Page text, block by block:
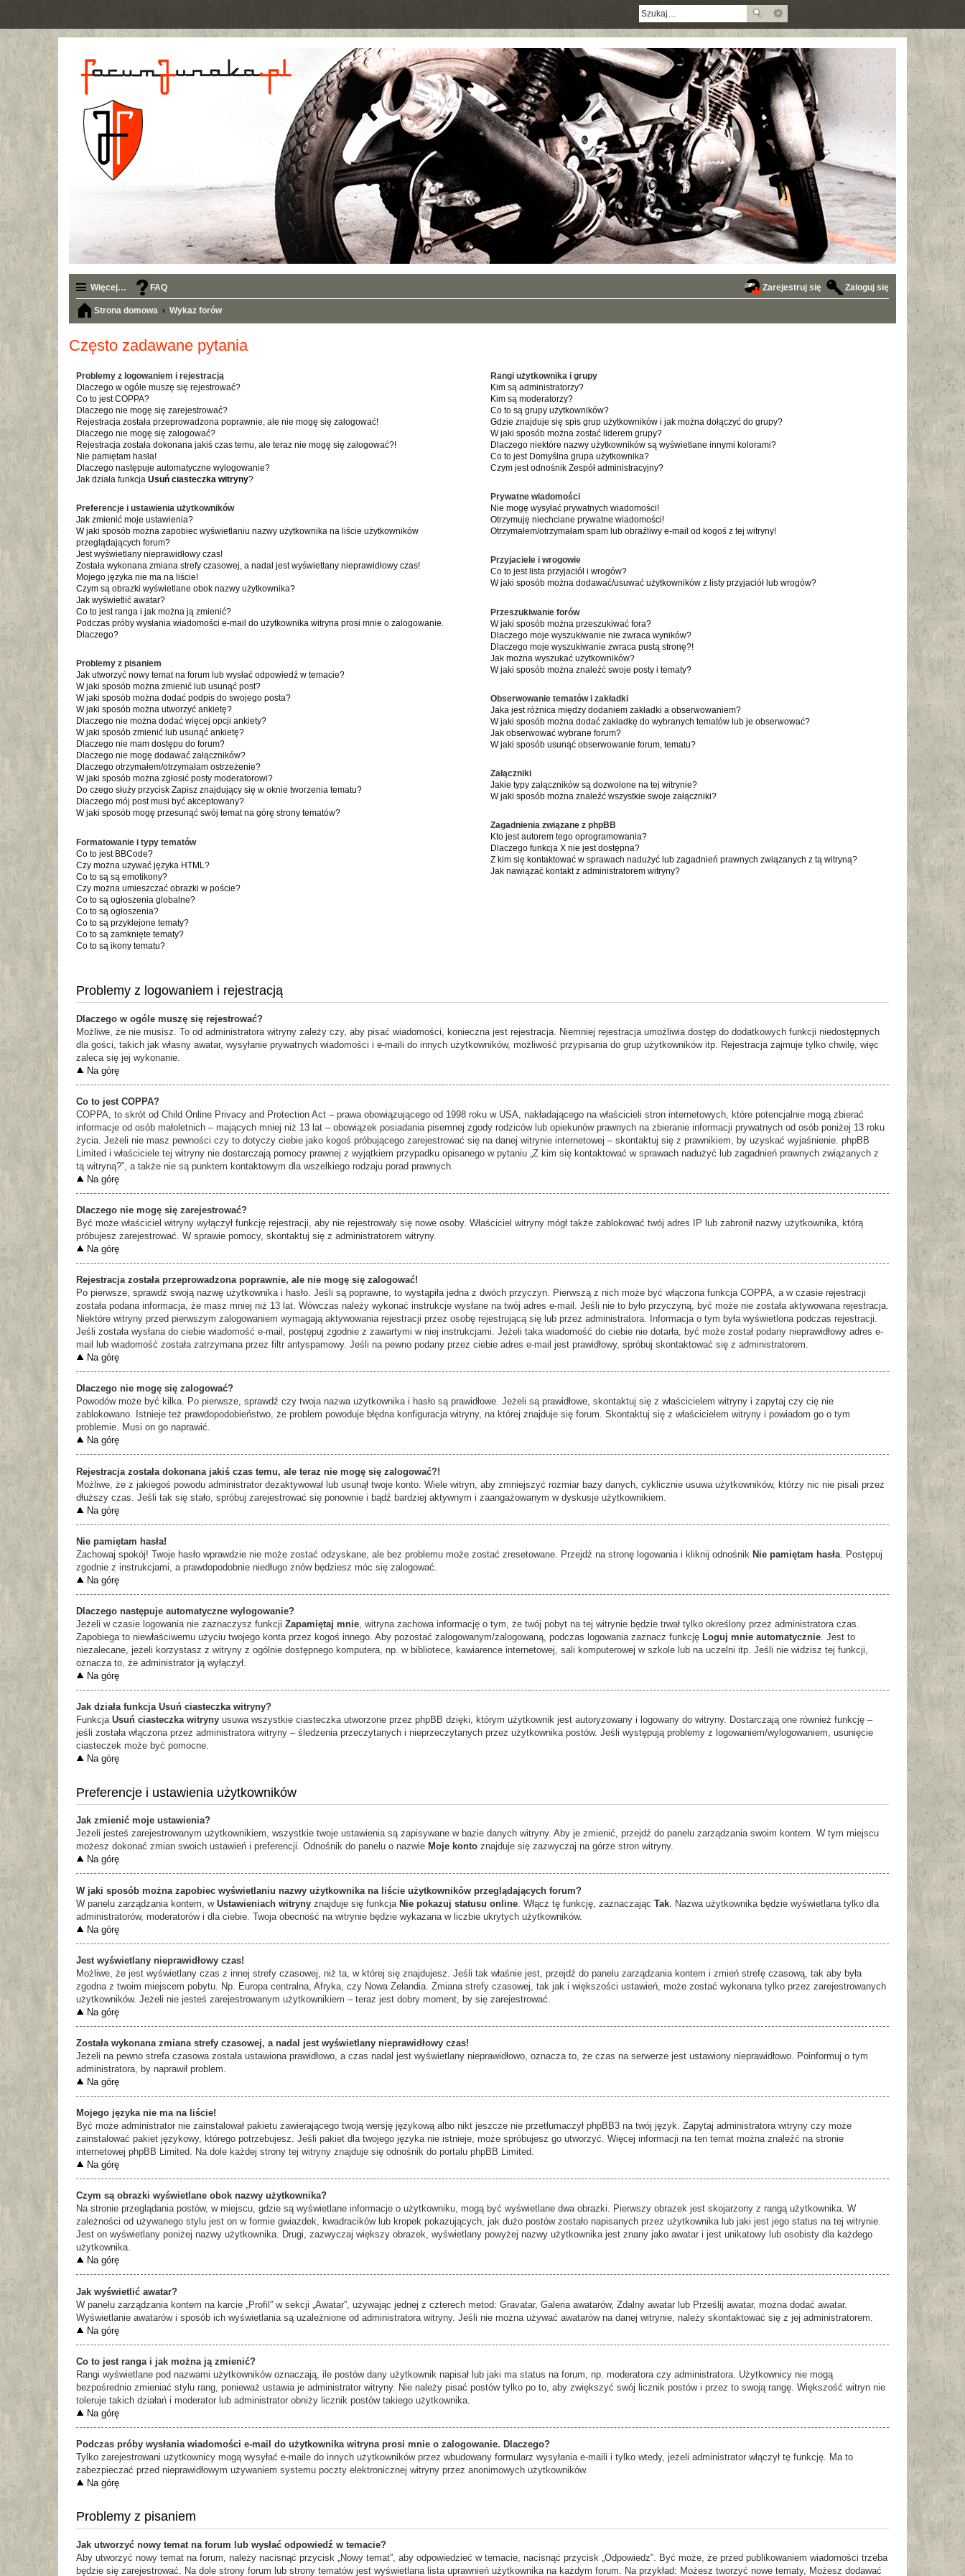
Więcej… FAQ Zaloguj się
Zarejestruj się
Strona domowa Wykaz forów
Często zadawane pytania
Problemy z logowaniem i rejestracją
Dlaczego w ogóle muszę się rejestrować?
Co to jest COPPA?
Dlaczego nie mogę się zarejestrować?
Rejestracja została przeprowadzona poprawnie, ale nie mogę się zalogować!
Dlaczego nie mogę się zalogować?
Rejestracja została dokonana jakiś czas temu, ale teraz nie mogę się zalogować?!
Nie pamiętam hasła!
Dlaczego następuje automatyczne wylogowanie?
Jak działa funkcja Usuń ciasteczka witryny?
Preferencje i ustawienia użytkowników
Jak zmienić moje ustawienia?
W jaki sposób można zapobiec wyświetlaniu nazwy użytkownika na liście użytkowników
przeglądających forum?
Jest wyświetlany nieprawidłowy czas!
Została wykonana zmiana strefy czasowej, a nadal jest wyświetlany nieprawidłowy czas!
Mojego języka nie ma na liście!
Czym są obrazki wyświetlane obok nazwy użytkownika?
Jak wyświetlić awatar?
Co to jest ranga i jak można ją zmienić?
Podczas próby wysłania wiadomości e-mail do użytkownika witryna prosi mnie o zalogowanie.
Dlaczego?
Problemy z pisaniem
Jak utworzyć nowy temat na forum lub wysłać odpowiedź w temacie?
W jaki sposób można zmienić lub usunąć post?
W jaki sposób można dodać podpis do swojego posta?
W jaki sposób można utworzyć ankietę?
Dlaczego nie można dodać więcej opcji ankiety?
W jaki sposób zmienić lub usunąć ankietę?
Dlaczego nie mam dostępu do forum?
Dlaczego nie mogę dodawać załączników?
Dlaczego otrzymałem/otrzymałam ostrzeżenie?
W jaki sposób można zgłosić posty moderatorowi?
Do czego służy przycisk Zapisz znajdujący się w oknie tworzenia tematu?
Dlaczego mój post musi być akceptowany?
W jaki sposób mogę przesunąć swój temat na górę strony tematów?
Formatowanie i typy tematów
Co to jest BBCode?
Czy można używać języka HTML?
Co to są są emotikony?
Czy można umieszczać obrazki w poście?
Co to są ogłoszenia globalne?
Co to są ogłoszenia?
Co to są przyklejone tematy?
Co to są zamknięte tematy?
Co to są ikony tematu?
Rangi użytkownika i grupy
Kim są administratorzy?
Kim są moderatorzy?
Co to są grupy użytkowników?
Gdzie znajduje się spis grup użytkowników i jak można dołączyć do grupy?
W jaki sposób można zostać liderem grupy?
Dlaczego niektóre nazwy użytkowników są wyświetlane innymi kolorami?
Co to jest Domyślna grupa użytkownika?
Czym jest odnośnikZespół administracyjny?
Prywatne wiadomości
Nie mogę wysyłać prywatnych wiadomości!
Otrzymuję niechciane prywatne wiadomości!
Otrzymałem/otrzymałam spam lub obraźliwy e-mail od kogoś z tej witryny!
Przyjaciele i wrogowie
Co to jest lista przyjaciół i wrogów?
W jaki sposób można dodawać/usuwać użytkowników z listy przyjaciół lub wrogów?
Przeszukiwanie forów
W jaki sposób można przeszukiwać fora?
Dlaczego moje wyszukiwanie nie zwraca wyników?
Dlaczego moje wyszukiwanie zwraca pustą stronę?!
Jak można wyszukać użytkowników?
W jaki sposób można znaleźć swoje posty i tematy?
Obserwowanie tematów i zakładki
Jaka jest różnica między dodaniem zakładki a obserwowaniem?
W jaki sposób można dodać zakładkę do wybranych tematów lub je obserwować?
Jak obserwować wybrane forum?
W jaki sposób usunąć obserwowanie forum, tematu?
Załączniki
Jakie typy załączników są dozwolone na tej witrynie?
W jaki sposób można znaleźć wszystkie swoje załączniki?
Zagadnienia związane z phpBB
Kto jest autorem tego oprogramowania?
Dlaczego funkcja X nie jest dostępna?
Z kim się kontaktować w sprawach nadużyć lub zagadnień prawnych związanych z tą witryną?
Jak nawiązać kontakt z administratorem witryny?
Problemy z logowaniem i rejestracją
Dlaczego w ogóle muszę się rejestrować?
Możliwe, że nie musisz. To od administratora witryny zależy czy, aby pisać wiadomości, konieczna jest rejestracja. Niemniej rejestracja umożliwia dostęp do dodatkowych funkcji niedostępnych
dla gości, takich jak własny awatar, wysyłanie prywatnych wiadomości i e-maili do innych użytkowników, możliwość przypisania do grup użytkowników itp. Rejestracja zajmuje tylko chwilę, więc
zaleca się jej wykonanie.
Na górę
Co to jest COPPA?
COPPA, to skrót od Child Online Privacy and Protection Act – prawa obowiązującego od 1998 roku w USA, nakładającego na właścicieli stron internetowych, które potencjalnie mogą zbierać
informacje od osób małoletnich – mających mniej niż 13 lat – obowiązek posiadania pisemnej zgody rodziców lub opiekunów prawnych na zbieranie informacji prywatnych od osób poniżej 13 roku
życia. Jeżeli nie masz pewności czy to dotyczy ciebie jako kogoś próbującego zarejestrować się na danej witrynie internetowej – skontaktuj się z prawnikiem, by uzyskać wyjaśnienie. phpBB
Limited i właściciele tej witryny nie dostarczają pomocy prawnej z wyjątkiem przypadku opisanego w pytaniu „Z kim się kontaktować w sprawach nadużyć lub zagadnień prawnych związanych z
tą witryną?”, a także nie są punktem kontaktowym dla wszelkiego rodzaju porad prawnych.
Na górę
Dlaczego nie mogę się zarejestrować?
Być może właściciel witryny wyłączył funkcję rejestracji, aby nie rejestrowały się nowe osoby. Właściciel witryny mógł także zablokować twój adres IP lub zabronił nazwy użytkownika, którą
próbujesz zarejestrować. W sprawie pomocy, skontaktuj się z administratorem witryny.
Na górę
Rejestracja została przeprowadzona poprawnie, ale nie mogę się zalogować!
Po pierwsze, sprawdź swoją nazwę użytkownika i hasło. Jeśli są poprawne, to wystąpiła jedna z dwóch przyczyn. Pierwszą z nich może być włączona funkcja COPPA, a w czasie rejestracji
została podana informacja, że masz mniej niż 13 lat. Wówczas należy wykonać instrukcje wysłane na twój adres e-mail. Jeśli nie to było przyczyną, być może nie została aktywowana rejestracja.
Niektóre witryny przed pierwszym zalogowaniem wymagają aktywowania rejestracji przez osobę rejestrującą się lub przez administratora. Informacja o tym była wyświetlona podczas rejestracji.
Jeśli została wysłana do ciebie wiadomość e-mail, postępuj zgodnie z zawartymi w niej instrukcjami. Jeżeli taka wiadomość do ciebie nie dotarła, być może został podany nieprawidłowy adres e-
mail lub wiadomość została zatrzymana przez filtr antyspamowy. Jeśli na pewno podany przez ciebie adres e-mail jest prawidłowy, spróbuj skontaktować się z administratorem.
Na górę
Dlaczego nie mogę się zalogować?
Powodów może być kilka. Po pierwsze, sprawdź czy twoja nazwa użytkownika i hasło są prawidłowe. Jeżeli są prawidłowe, skontaktuj się z właścicielem witryny i zapytaj czy cię nie
zablokowano. Istnieje też prawdopodobieństwo, że problem powoduje błędna konfiguracja witryny, na której znajduje się forum. Skontaktuj się z właścicielem witryny i powiadom go o tym
problemie. Musi on go naprawić.
Na górę
Rejestracja została dokonana jakiś czas temu, ale teraz nie mogę się zalogować?!
Możliwe, że z jakiegoś powodu administrator dezaktywował lub usunął twoje konto. Wiele witryn, aby zmniejszyć rozmiar bazy danych, cyklicznie usuwa użytkowników, którzy nic nie pisali przez
dłuższy czas. Jeśli tak się stało, spróbuj zarejestrować się ponownie i bądź bardziej aktywnym i zaangażowanym w dyskusje użytkownikiem.
Na górę
Nie pamiętam hasła!
Zachowaj spokój! Twoje hasło wprawdzie nie może zostać odzyskane, ale bez problemu może zostać zresetowane. Przejdź na stronę logowania i kliknij odnośnik Nie pamiętam hasła . Postępuj
zgodnie z instrukcjami, a prawdopodobnie niedługo znów będziesz móc się zalogować.
Na górę
Dlaczego następuje automatyczne wylogowanie?
Jeżeli w czasie logowania nie zaznaczysz funkcji Zapamiętaj mnie , witryna zachowa informację o tym, że twój pobyt na tej witrynie będzie trwał tylko określony przez administratora czas.
Zapobiega to niewłaściwemu użyciu twojego konta przez kogoś innego. Aby pozostać zalogowanym/zalogowaną, podczas logowania zaznacz funkcję Loguj mnie automatycznie . Jest to
niezalecane, jeżeli korzystasz z witryny z ogólnie dostępnego komputera, np. w bibliotece, kawiarence internetowej, sali komputerowej w szkole lub na uczelni itp. Jeśli nie widzisz tej funkcji,
oznacza to, że administrator ją wyłączył.
Na górę
Jak działa funkcja Usuń ciasteczka witryny?
Funkcja Usuń ciasteczka witryny usuwa wszystkie ciasteczka utworzone przez phpBB dzięki, którym użytkownik jest autoryzowany i logowany do witryny. Dostarczają one również funkcję –
jeśli została włączona przez administratora witryny – śledzenia przeczytanych i nieprzeczytanych przez użytkownika postów. Jeśli występują problemy z logowaniem/wylogowaniem, usunięcie
ciasteczek może być pomocne.
Na górę
Preferencje i ustawienia użytkowników
Jak zmienić moje ustawienia?
Jeżeli jesteś zarejestrowanym użytkownikiem, wszystkie twoje ustawienia są zapisywane w bazie danych witryny. Aby je zmienić, przejdź do panelu zarządzania swoim kontem. W tym miejscu
możesz dokonać zmian swoich ustawień i preferencji. Odnośnik do panelu o nazwie Moje konto znajduje się zazwyczaj na górze stron witryny.
Na górę
W jaki sposób można zapobiec wyświetlaniu nazwy użytkownika na liście użytkowników przeglądających forum?
W panelu zarządzania kontem, w Ustawieniach witryny znajduje się funkcja Nie pokazuj statusu online . Włącz tę funkcję, zaznaczając Tak . Nazwa użytkownika będzie wyświetlana tylko dla
administratorów, moderatorów i dla ciebie. Twoja obecność na witrynie będzie wykazana w liczbie ukrytych użytkowników.
Na górę
Jest wyświetlany nieprawidłowy czas!
Możliwe, że jest wyświetlany czas z innej strefy czasowej, niż ta, w której się znajdujesz. Jeśli tak właśnie jest, przejdź do panelu zarządzania kontem i zmień strefę czasową, tak aby była
zgodna z twoim miejscem pobytu. Np. Europa centralna, Afryka, czy Nowa Zelandia. Zmiana strefy czasowej, tak jak i większości ustawień, może zostać wykonana tylko przez zarejestrowanych
użytkowników. Jeżeli nie jesteś zarejestrowanym użytkownikiem – teraz jest dobry moment, by się zarejestrować.
Na górę
Została wykonana zmiana strefy czasowej, a nadal jest wyświetlany nieprawidłowy czas!
Jeżeli na pewno strefa czasowa została ustawiona prawidłowo, a czas nadal jest wyświetlany nieprawidłowo, oznacza to, że czas na serwerze jest ustawiony nieprawidłowo. Poinformuj o tym
administratora, by naprawił problem.
Na górę
Mojego języka nie ma na liście!
Być może administrator nie zainstalował pakietu zawierającego twoją wersję językową albo nikt jeszcze nie przetłumaczył phpBB3 na twój język. Zapytaj administratora witryny czy może
zainstalować pakiet językowy, którego potrzebujesz. Jeśli pakiet dla twojego języka nie istnieje, może spróbujesz go utworzyć. Więcej informacji na ten temat można znaleźć na stronie
internetowej phpBB Limited. Na dole każdej strony tej witryny znajduje się odnośnik do portalu phpBB Limited.
Na górę
Czym są obrazki wyświetlane obok nazwy użytkownika?
Na stronie przeglądania postów, w miejscu, gdzie są wyświetlane informacje o użytkowniku, mogą być wyświetlane dwa obrazki. Pierwszy obrazek jest skojarzony z rangą użytkownika. W
zależności od używanego stylu jest on w formie gwiazdek, kwadracików lub kropek pokazujących, jak dużo postów zostało napisanych przez użytkownika lub jaki jest jego status na tej witrynie.
Jest on wyświetlany poniżej nazwy użytkownika. Drugi, zazwyczaj większy obrazek, wyświetlany powyżej nazwy użytkownika jest znany jako awatar i jest unikatowy lub osobisty dla każdego
użytkownika.
Na górę
Jak wyświetlić awatar?
W panelu zarządzania kontem na karcie „Profil” w sekcji „Awatar”, używając jednej z czterech metod: Gravatar, Galeria awatarów, Zdalny awatar lub Prześlij awatar, można dodać awatar.
Wyświetlanie awatarów i sposób ich wyświetlania są uzależnione od administratora witryny. Jeśli nie można używać awatarów na danej witrynie, należy skontaktować się z jej administratorem.
Na górę
Co to jest ranga i jak można ją zmienić?
Rangi wyświetlane pod nazwami użytkowników oznaczają, ile postów dany użytkownik napisał lub jaki ma status na forum, np. moderatora czy administratora. Użytkownicy nie mogą
bezpośrednio zmieniać stylu rang, ponieważ ustawia je administrator witryny. Nie należy pisać postów tylko po to, aby zwiększyć swój licznik postów i przez to swoją rangę. Większość witryn nie
toleruje takich działań i moderator lub administrator obniży licznik postów takiego użytkownika.
Na górę
Podczas próby wysłania wiadomości e-mail do użytkownika witryna prosi mnie o zalogowanie. Dlaczego?
Tylko zarejestrowani użytkownicy mogą wysyłać e-maile do innych użytkowników przez wbudowany formularz wysyłania e-maili i tylko wtedy, jeżeli administrator włączył tę funkcję. Ma to
zabezpieczać przed nieprawidłowym używaniem systemu poczty elektronicznej witryny przez anonimowych użytkowników.
Na górę
Problemy z pisaniem
Jak utworzyć nowy temat na forum lub wysłać odpowiedź w temacie?
Aby utworzyć nowy temat na forum, należy nacisnąć przycisk „Nowy temat”, aby odpowiedzieć w temacie, nacisnąć przycisk „Odpowiedz”. Być może, że przed publikowaniem wiadomości trzeba
będzie się zarejestrować. Na dole strony forum lub strony tematów jest wyświetlana lista uprawnień użytkownika na każdym forum. Na przykład: Możesz tworzyć nowe tematy, Możesz dodawać